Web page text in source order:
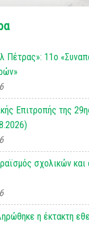
Πέτρας»: 11ο
Επιτροπής της
σχολικών και
η έκτακτη